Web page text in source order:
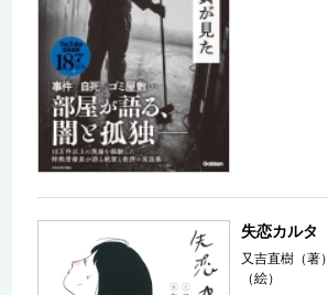
失恋カルタ
又吉直樹（著）
（絵）